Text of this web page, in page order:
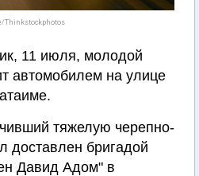
Thinkstockphotos
11 июля, молодой
автомобилем на улице
тяжелую черепно-
доставлен бригадой
Давид Адом" в